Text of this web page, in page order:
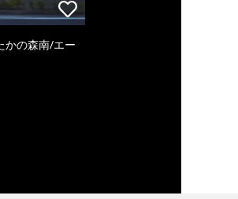
かの森南/エー